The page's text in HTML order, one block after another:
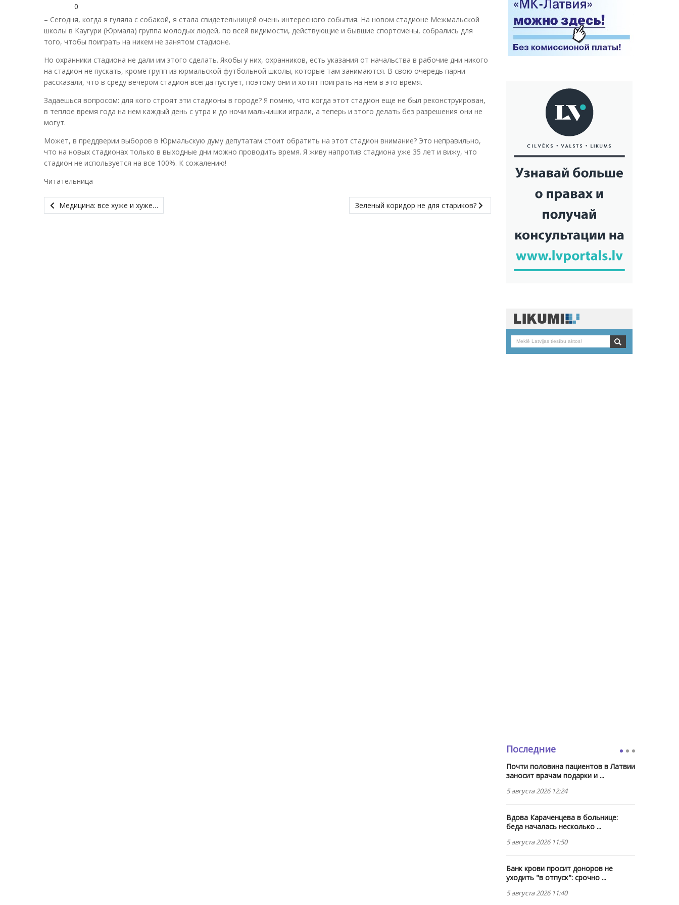
0
– Сегодня, когда я гуляла с собакой, я стала свидетельницей очень интересного события. На новом стадионе Межмальской
школы в Каугури (Юрмала) группа молодых людей, по всей видимости, действующие и бывшие спортсмены, собрались для
того, чтобы поиграть на никем не занятом стадионе.
Но охранники стадиона не дали им этого сделать. Якобы у них, охранников, есть указания от начальства в рабочие дни никого
на стадион не пускать, кроме групп из юрмальской футбольной школы, которые там занимаются. В свою очередь парни
рассказали, что в среду вечером стадион всегда пустует, поэтому они и хотят поиграть на нем в это время.
Задаешься вопросом: для кого строят эти стадионы в городе? Я помню, что когда этот стадион еще не был реконструирован,
в теплое время года на нем каждый день с утра и до ночи мальчишки играли, а теперь и этого делать без разрешения они не
могут.
Может, в преддверии выборов в Юрмальскую думу депутатам стоит обратить на этот стадион внимание? Это неправильно,
что на новых стадионах только в выходные дни можно проводить время. Я живу напротив стадиона уже 35 лет и вижу, что
стадион не используется на все 100%. К сожалению!
Читательница
Медицина: все хуже и хуже… Зеленый коридор не для стариков?
Последние
Почти половина пациентов в Латвии
заносит врачам подарки и ...
5 августа 2026 12:24
Вдова Караченцева в больнице:
беда началась несколько ...
5 августа 2026 11:50
Банк крови просит доноров не
уходить "в отпуск": срочно ...
5 августа 2026 11:40